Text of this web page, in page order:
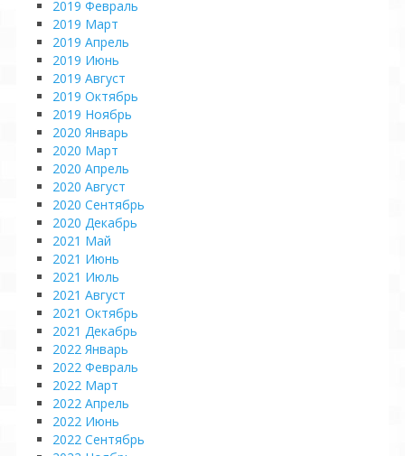
2019 Февраль
2019 Март
2019 Апрель
2019 Июнь
2019 Август
2019 Октябрь
2019 Ноябрь
2020 Январь
2020 Март
2020 Апрель
2020 Август
2020 Сентябрь
2020 Декабрь
2021 Май
2021 Июнь
2021 Июль
2021 Август
2021 Октябрь
2021 Декабрь
2022 Январь
2022 Февраль
2022 Март
2022 Апрель
2022 Июнь
2022 Сентябрь